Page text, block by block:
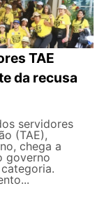
TAE
da recusa
servidores
(TAE),
chega a
governo